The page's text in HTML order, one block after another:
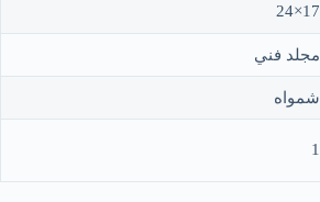
17×24
مجلد فني
شمواه
1